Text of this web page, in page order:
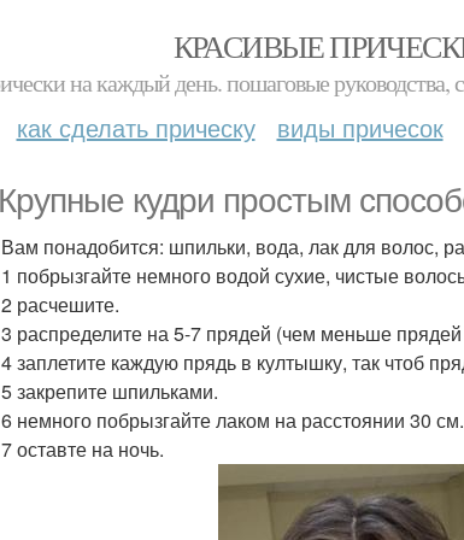
КРАСИВЫЕ
на каждый день. пошаговые руководства,
как сделать прическу виды причесок
Крупные кудри простым
Вам понадобится: шпильки, вода, лак для волос,
1 побрызгайте немного водой сухие, чистые
2 расчешите.
3 распределите на 5-7 прядей (чем меньше прядей
4 заплетите каждую прядь в култышку, так чтоб
5 закрепите шпильками.
6 немного побрызгайте лаком на расстоянии 30 см.
7 оставте на ночь.